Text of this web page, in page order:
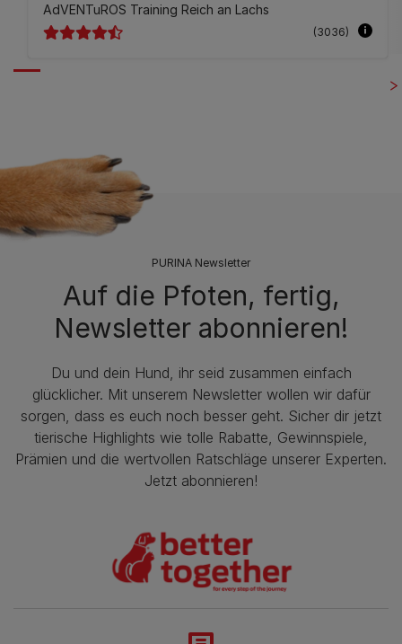
AdVENTuROS Training Reich an Lachs
(3036)
PURINA Newsletter
Auf die Pfoten, fertig,
Newsletter abonnieren!
Du und dein Hund, ihr seid zusammen einfach
glücklicher. Mit unserem Newsletter wollen wir dafür
sorgen, dass es euch noch besser geht. Sicher dir jetzt
tierische Highlights wie tolle Rabatte, Gewinnspiele,
Prämien und die wertvollen Ratschläge unserer Experten.
Jetzt abonnieren!